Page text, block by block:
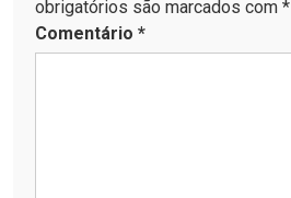
obrigatórios são marcados com *
Comentário *